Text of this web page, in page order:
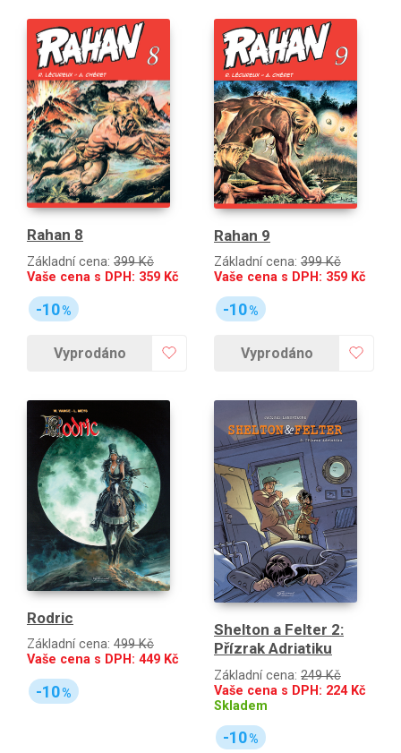
Rahan 8
Základní cena: 399 Kč
Vaše cena s DPH: 359 Kč
-10%
Vyprodáno
Rahan 9
Základní cena: 399 Kč
Vaše cena s DPH: 359 Kč
-10%
Vyprodáno
Rodric
Základní cena: 499 Kč
Vaše cena s DPH: 449 Kč
-10%
Shelton a Felter 2:
Přízrak Adriatiku
Základní cena: 249 Kč
Vaše cena s DPH: 224Kč
Skladem
-10%